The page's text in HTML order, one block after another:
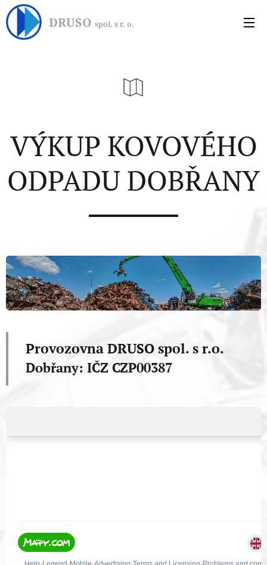
DRUSO spol. s r. o.
VÝKUP KOVOVÉHO
ODPADU DOBŘANY
Provozovna DRUSO spol. s r.o.
Dobřany: IČZ CZP00387